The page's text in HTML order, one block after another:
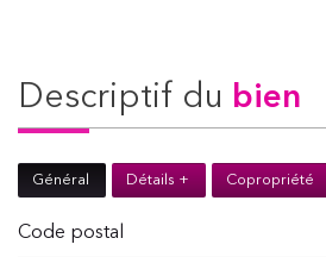
descriptif du bien
Général Détails + Copropriété
Code postal